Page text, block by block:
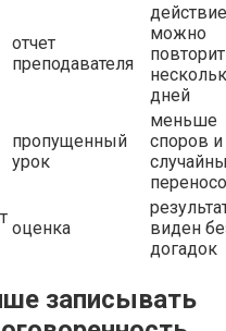
отчет
преподавателя
действие
можно
дней
пропущенный
урок
меньше
споров и
оценка
виден
догадок
записывать